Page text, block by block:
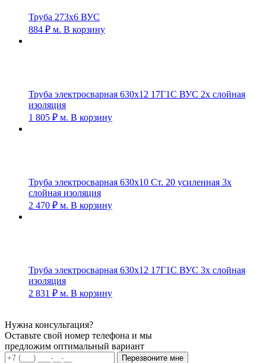
Труба 273х6 ВУС
884 ₽ м. В корзину
Труба электросварная 630х12 17Г1С ВУС 2х слойная
изоляция
1 805 ₽ м. В корзину
Труба электросварная 630х10 Ст. 20 усиленная 3х
слойная изоляция
2 470 ₽ м. В корзину
Труба электросварная 630х12 17Г1С ВУС 3х слойная
изоляция
2 831 ₽ м. В корзину
Нужна консультация?
Оставьте свой номер телефона и мы
предложим оптимальный вариант
Перезвоните мне